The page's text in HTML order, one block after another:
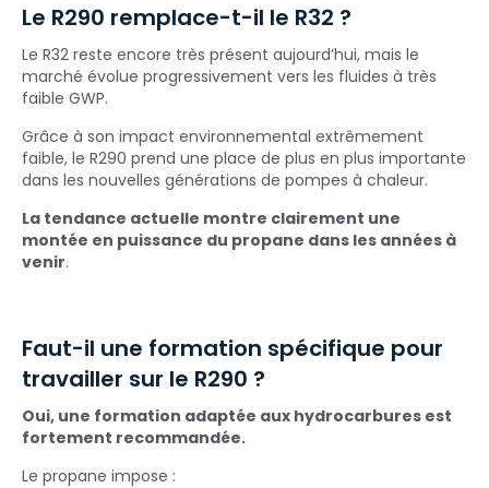
Le R290 remplace-t-il le R32 ?
Le R32 reste encore très présent aujourd’hui, mais le
marché évolue progressivement vers les fluides à très
faible GWP.
Grâce à son impact environnemental extrêmement
faible, le R290 prend une place de plus en plus importante
dans les nouvelles générations de pompes à chaleur.
La tendance actuelle montre clairement une
montée en puissance du propane dans les années à
venir.
Faut-il une formation spécifique pour
travailler sur le R290 ?
Oui, une formation adaptée aux hydrocarbures est
fortement recommandée.
Le propane impose :